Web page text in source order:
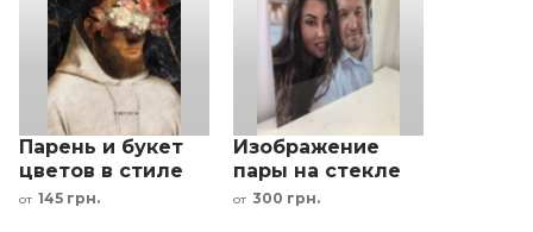
Парень и букет
цветов в стиле
Криса Беллини
от 145 грн.
Изображение
пары на стекле
по Фото
от 300 грн.